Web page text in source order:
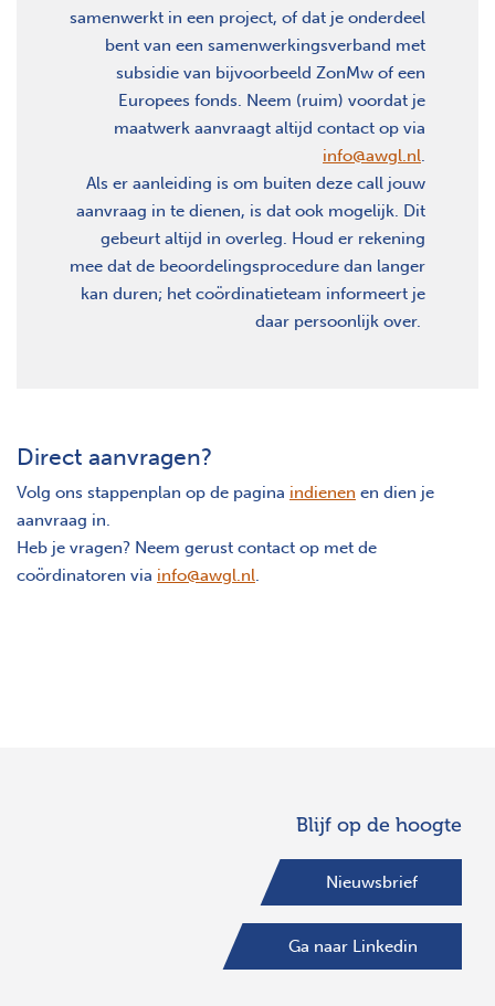
samenwerkt in een project, of dat je onderdeel
bent van een samenwerkingsverband met
subsidie van bijvoorbeeld ZonMw of een
Europees fonds. Neem (ruim) voordat je
maatwerk aanvraagt altijd contact op via
info@awgl.nl.
Als er aanleiding is om buiten deze call jouw
aanvraag in te dienen, is dat ook mogelijk. Dit
gebeurt altijd in overleg. Houd er rekening
mee dat de beoordelingsprocedure dan langer
kan duren; het coördinatieteam informeert je
daar persoonlijk over.
Direct aanvragen?
Volg ons stappenplan op de pagina indienen en dien je
aanvraag in.
Heb je vragen? Neem gerust contact op met de
coördinatoren via info@awgl.nl.
Blijf op de hoogte
Nieuwsbrief
Ga naar Linkedin